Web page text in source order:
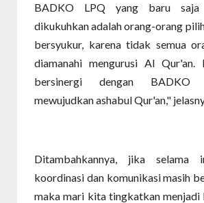
BADKO LPQ yang baru
dikukuhkan adalah orang-orang
bersyukur, karena tidak semua
diamanahi mengurusi Al Qur'an.
bersinergi dengan
mewujudkan ashabul Qur'an,"
Ditambahkannya, jika selama
koordinasi dan komunikasi masih
maka mari kita tingkatkan menjadi